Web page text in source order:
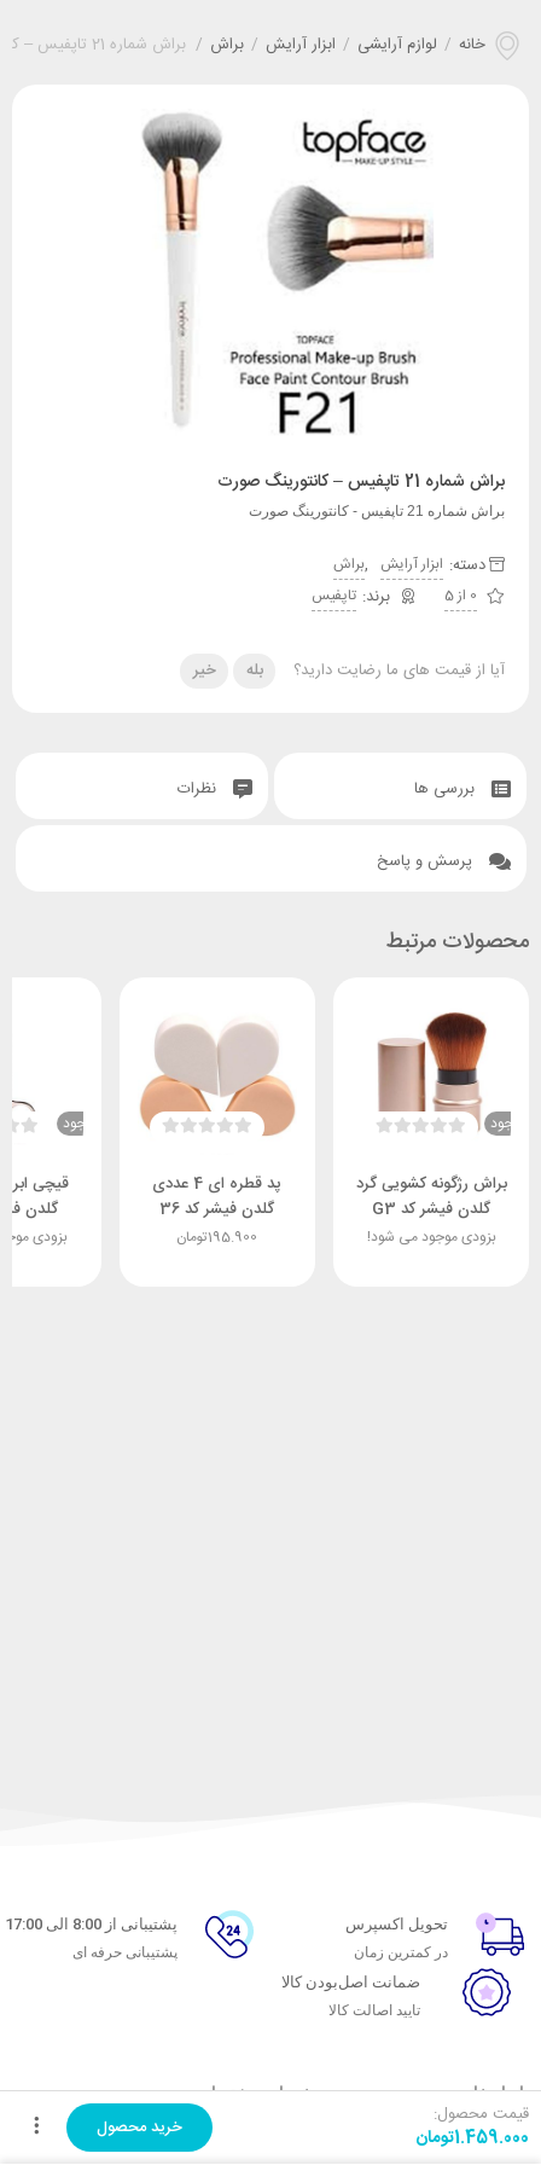
خانه / لوازم آرایشی / ابزار آرایش / براش / براش شماره 21 تاپفیس – کانتورينگ صورت
براش شماره 21 تاپفیس – کانتورينگ صورت
براش شماره 21 تاپفیس - کانتورينگ صورت
دسته: ابزار آرایش ,براش
0 از 5
تاپفیس
آیا از قیمت های ما رضایت دارید؟ بله خیر
بررسی ها نظرات
پرسش و پاسخ
محصولات مرتبط
ناموجود
براش رژگونه کشویی گرد
گلدن فیشر کد G3
بزودی موجود می شود!
پد قطره ای 4 عددی
گلدن فیشر کد 36
تومان195.900
ناموجود
قیچی
گلدن
بزودی
قیمت محصول:
تومان1.459.000 خرید محصول
تحویل اکسپرس
در کمترین زمان
پشتیبانی از 8:00 الی 17:00
پشتیبانی حرفه ای
ضمانت اصل‌بودن کالا
تایید اصالت کالا
با ماه خانوم
اتاق خبر ماه خانوم
خدمات مشتریان
پاسخ به پرسش‌های متداول